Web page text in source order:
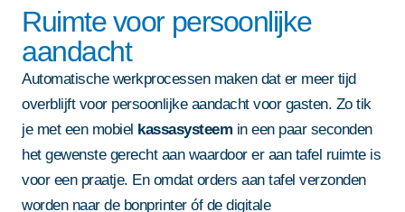
Ruimte voor persoonlijke
aandacht
Automatische werkprocessen maken dat er meer tijd
overblijft voor persoonlijke aandacht voor gasten. Zo tik
je met een mobiel kassasysteem in een paar seconden
het gewenste gerecht aan waardoor er aan tafel ruimte is
voor een praatje. En omdat orders aan tafel verzonden
worden naar de bonprinter óf de digitale